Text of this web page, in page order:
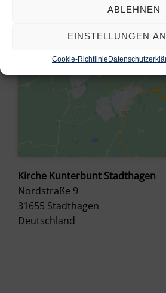
ABLEHNEN
EINSTELLUNGEN
Cookie-Richtlinie
aktivieren
Kirche Kunterbunt Stadthagen
Nordstraße 9
31655 Stadthagen
Deutschland